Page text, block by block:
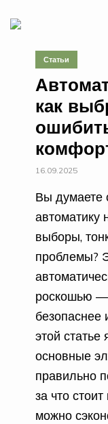
Статьи
как
16.09.2025
Вы думаете
автоматику
выборы,
проблемы?
роскошью —
безопаснее
этой
основные
правильно
за что
можно